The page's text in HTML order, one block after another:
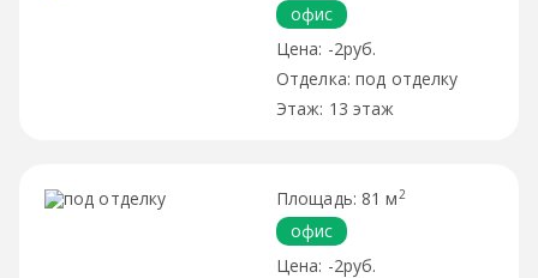
офис
-2руб.
под отделку
13 этаж
81 м 2
офис
-2руб.